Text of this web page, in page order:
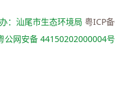
：汕尾市生态环境局粤ICP
公网安备 44150202000004号